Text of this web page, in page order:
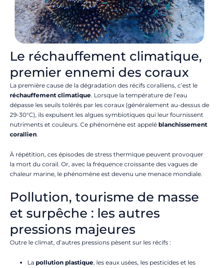
Le réchauffement climatique,
premier ennemi des coraux
La première cause de la dégradation des récifs coralliens, c’est le
réchauffement climatique. Lorsque la température de l’eau
dépasse les seuils tolérés par les coraux (généralement au-dessus de
29-30°C), ils expulsent les algues symbiotiques qui leur fournissent
nutriments et couleurs. Ce phénomène est appelé blanchissement
corallien.
À répétition, ces épisodes de stress thermique peuvent provoquer
la mort du corail. Or, avec la fréquence croissante des vagues de
chaleur marine, le phénomène est devenu une menace mondiale.
Pollution, tourisme de masse
et surpêche : les autres
pressions majeures
Outre le climat, d’autres pressions pèsent sur les récifs :
La pollution plastique, les eaux usées, les pesticides et les